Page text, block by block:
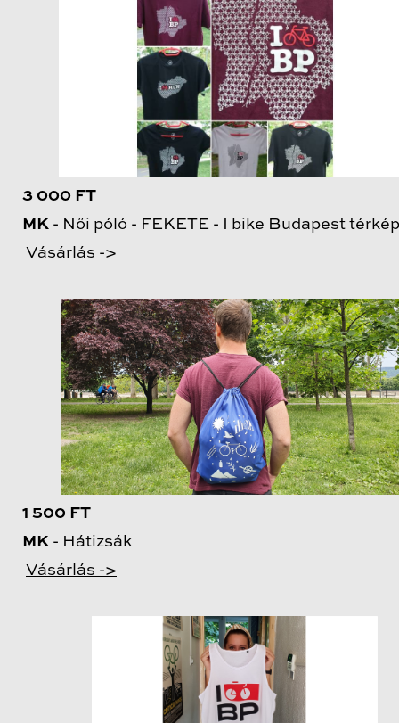
3 000 FT
MK - Női póló - FEKETE - I bike Budapest
Vásárlás ->
1 500 FT
MK - Hátizsák
Vásárlás ->